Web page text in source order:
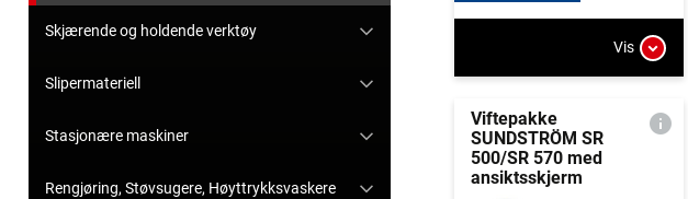
Skjærende og holdende verktøy
Slipermateriell
Stasjonære maskiner
Rengjøring, Støvsugere, Høyttrykksvaskere
Vis
Viftepakke
SUNDSTRÖM SR
500/SR 570 med
ansiktsskjerm